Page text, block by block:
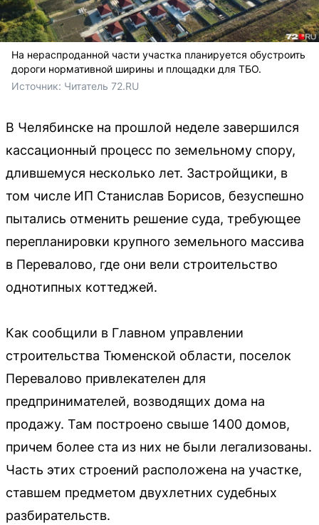
На нераспроданной части участка планируется обустроить
дороги нормативной ширины и площадки для ТБО.
Источник: Читатель 72.RU
В Челябинске на прошлой неделе завершился
кассационный процесс по земельному спору,
длившемуся несколько лет. Застройщики, в
том числе ИП Станислав Борисов, безуспешно
пытались отменить решение суда, требующее
перепланировки крупного земельного массива
в Перевалово, где они вели строительство
однотипных коттеджей.
Как сообщили в Главном управлении
строительства Тюменской области, поселок
Перевалово привлекателен для
предпринимателей, возводящих дома на
продажу. Там построено свыше 1400 домов,
причем более ста из них не были легализованы.
Часть этих строений расположена на участке,
ставшем предметом двухлетних судебных
разбирательств.